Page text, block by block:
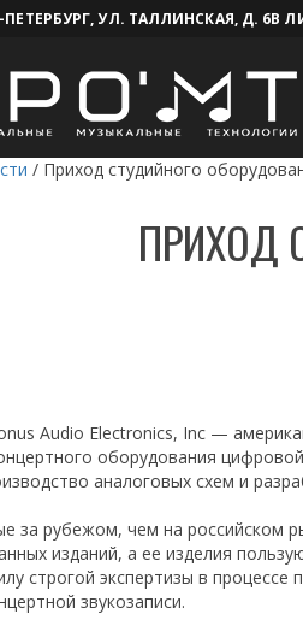
ПЕТЕРБУРГ, УЛ. ТАЛЛИНСКАЯ, Д. 6В
/ Приход студийного
ПРИХОД
Audio Electronics, Inc —
оборудования
аналоговых схем и
за рубежом, чем на российском
изданий, а ее изделия
строгой экспертизы в
звукозаписи.